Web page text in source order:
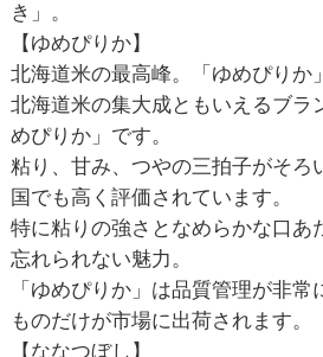
き」。
【ゆめぴりか】
北海道米の最高峰。「ゆめぴりか」
北海道米の集大成ともいえるブ
めぴりか」です。
粘り、甘み、つやの三拍子がそろ
国でも高く評価されています。
特に粘りの強さとなめらかな口あ
忘れられない魅力。
「ゆめぴりか」は品質管理が非
ものだけが市場に出荷されます。
【ななつぼし】